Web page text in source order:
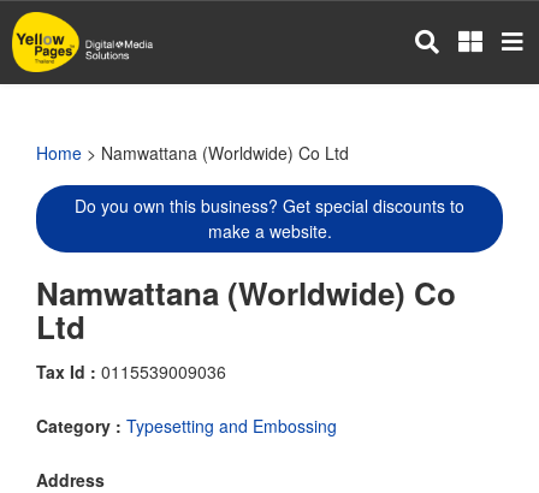
Skip
to
main
Home > Namwattana (Worldwide) Co Ltd
Do you own this business? Get special discounts to
make a website.
Namwattana (Worldwide) Co
Ltd
Tax Id : 0115539009036
Category : Typesetting and Embossing
Address